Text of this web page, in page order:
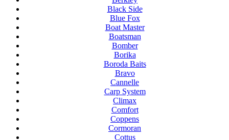
Black Side
Blue Fox
Boat Master
Boatsman
Bomber
Borika
Boroda Baits
Bravo
Cannelle
Carp System
Climax
Comfort
Coppens
Cormoran
Cottus